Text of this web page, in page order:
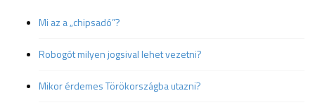
Mi az a „chipsadó”?
Robogót milyen jogsival lehet vezetni?
Mikor érdemes Törökországba utazni?